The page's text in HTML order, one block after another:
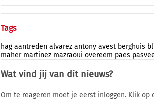
Tags
hag aantreden alvarez antony avest berghuis
maher martinez mazraoui overeem paes
Wat vind jij van dit nieuws?
Om te reageren moet je eerst inloggen. Klik op